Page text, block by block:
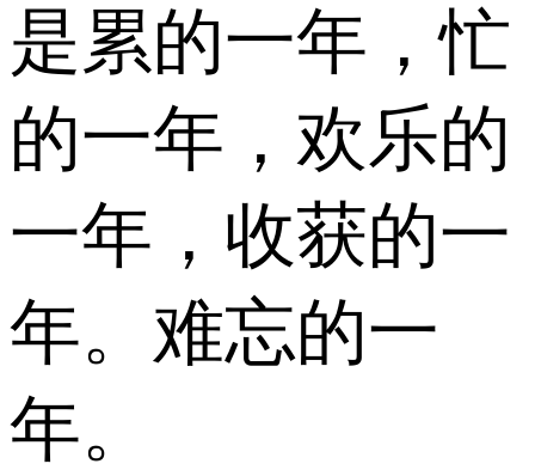
是累的一年，忙
的一年，欢乐的
一年，收获的一
年。难忘的一
年。